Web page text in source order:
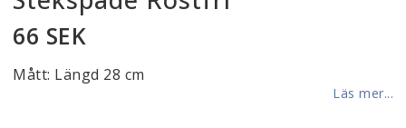
66 SEK
Mått: Längd 28 cm
Läs mer...